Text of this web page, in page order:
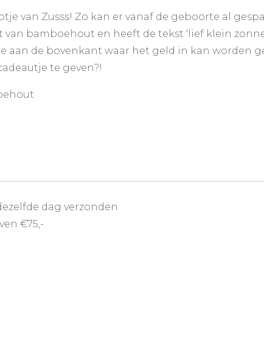
van Zusss! Zo kan er vanaf de geboorte al
bamboehout en heeft de tekst ‘lief klein
aan de bovenkant waar het geld in kan worden
te geven?!
dag verzonden
€75,-